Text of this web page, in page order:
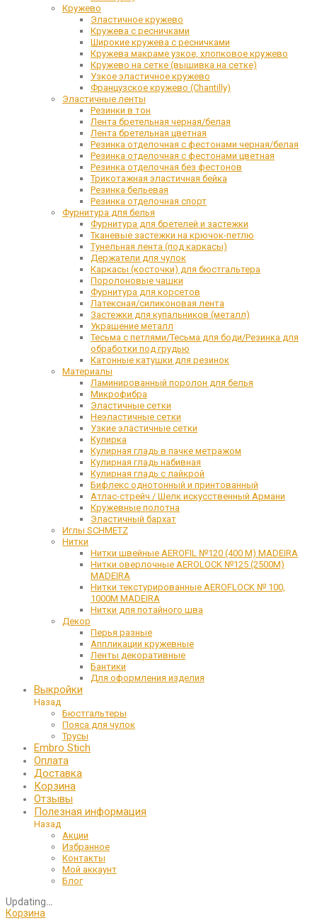
Кружево
Эластичное кружево
Кружева с ресничками
Широкие кружева с ресничками
Кружева макраме узкое, хлопковое кружево
Кружево на сетке (вышивка на сетке)
Узкое эластичное кружево
Французское кружево (Chantilly)
Эластичные ленты
Резинки в тон
Лента бретельная черная/белая
Лента бретельная цветная
Резинка отделочная с фестонами черная/белая
Резинка отделочная с фестонами цветная
Резинка отделочная без фестонов
Трикотажная эластичная бейка
Резинка бельевая
Резинка отделочная спорт
Фурнитура для белья
Фурнитура для бретелей и застежки
Тканевые застежки на крючок-петлю
Тунельная лента (под каркасы)
Держатели для чулок
Каркасы (косточки) для бюстгальтера
Поролоновые чашки
Фурнитура для корсетов
Латексная/силиконовая лента
Застежки для купальников (металл)
Украшение металл
Тесьма с петлями/Тесьма для боди/Резинка для
обработки под грудью
Катонные катушки для резинок
Материалы
Ламинированный поролон для белья
Микрофибра
Эластичные сетки
Неэластичные сетки
Узкие эластичные сетки
Кулирка
Кулирная гладь в пачке метражом
Кулирная гладь набивная
Кулирная гладь с лайкрой
Бифлекс однотонный и принтованный
Атлас-стрейч / Шелк искусственный Армани
Кружевные полотна
Эластичный бархат
Иглы SCHMETZ
Нитки
Нитки швейные AEROFIL №120 (400 М) MADEIRA
Нитки оверлочные AEROLOCK №125 (2500М)
MADEIRA
Нитки текстурированные AEROFLOCK № 100,
1000М MADEIRA
Нитки для потайного шва
Декор
Перья разные
Аппликации кружевные
Ленты декоративные
Бантики
Для оформления изделия
Выкройки
Назад
Бюстгальтеры
Пояса для чулок
Трусы
Embro Stich
Оплата
Доставка
Корзина
Отзывы
Полезная информация
Назад
Акции
Избранное
Контакты
Мой аккаунт
Блог
Updating…
Корзина